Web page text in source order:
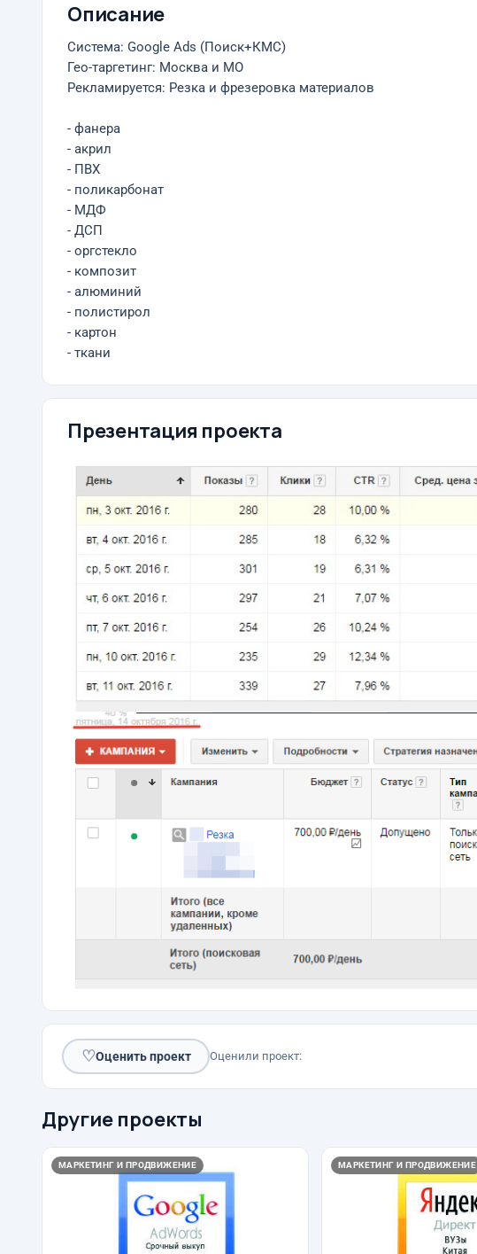
Описание
Система: Google Ads (Поиск+КМС)
Гео-таргетинг: Москва и МО
Рекламируется: Резка и фрезеровка материалов
- фанера
- акрил
- ПВХ
- поликарбонат
- МДФ
- ДСП
- оргстекло
- композит
- алюминий
- полистирол
- картон
- ткани
Презентация проекта
♡Оценить проект Оценили проект:
Другие проекты
МАРКЕТИНГ И ПРОДВИЖЕНИЕ МАРКЕТИНГ И ПРОДВИЖЕНИЕ